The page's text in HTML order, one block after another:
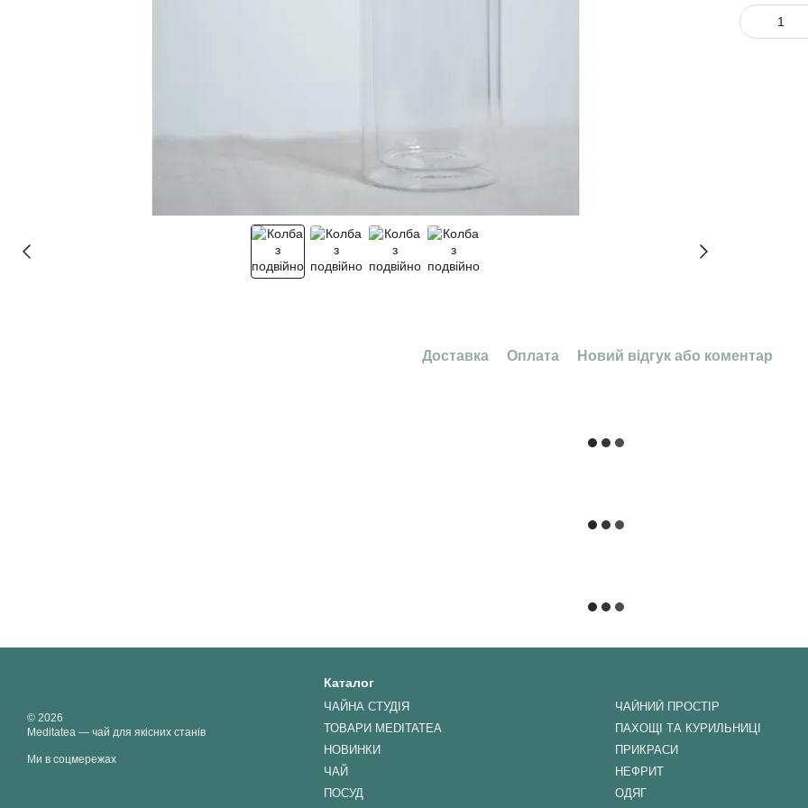
Доставка Оплата Новий відгук або коментар
© 2026
Meditatea — чай для якісних станів
Ми в соцмережах
Каталог
ЧАЙНА СТУДІЯ
ТОВАРИ MEDITATEA
НОВИНКИ
ЧАЙ
ПОСУД
ЧАЙНИЙ ПРОСТІР
ПАХОЩІ ТА КУРИЛЬНИЦІ
ПРИКРАСИ
НЕФРИТ
ОДЯГ